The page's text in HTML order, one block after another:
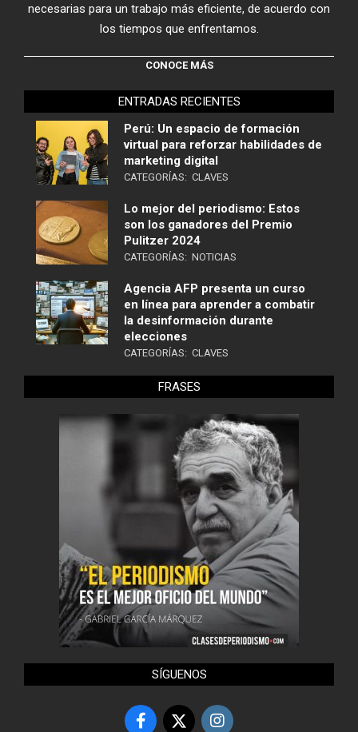
necesarias para un trabajo más eficiente, de acuerdo con
los tiempos que enfrentamos.
CONOCE MÁS
ENTRADAS RECIENTES
Perú: Un espacio de formación
virtual para reforzar habilidades de
marketing digital
CATEGORÍAS: CLAVES
Lo mejor del periodismo: Estos
son los ganadores del Premio
Pulitzer 2024
CATEGORÍAS: NOTICIAS
Agencia AFP presenta un curso
en línea para aprender a combatir
la desinformación durante
elecciones
CATEGORÍAS: CLAVES
FRASES
SÍGUENOS